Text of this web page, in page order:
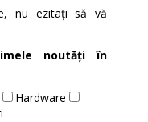
nu ezitați să vă
noutăți în
Hardware